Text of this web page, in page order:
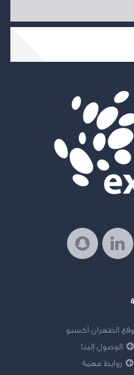
الظهران أكسبو
الوصول إلينا
روابط مهمة